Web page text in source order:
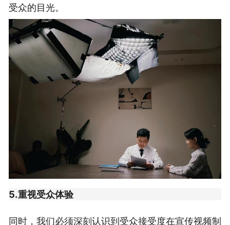
受众的目光。
5.重视受众体验
同时，我们必须深刻认识到受众接受度在宣传视频制